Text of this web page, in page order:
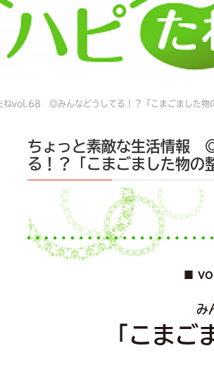
vol.68 ◎みんなどうしてる！？「こまごました物の
ちょっと素敵な生活情
る！？「こまごました物の
み
「こまご